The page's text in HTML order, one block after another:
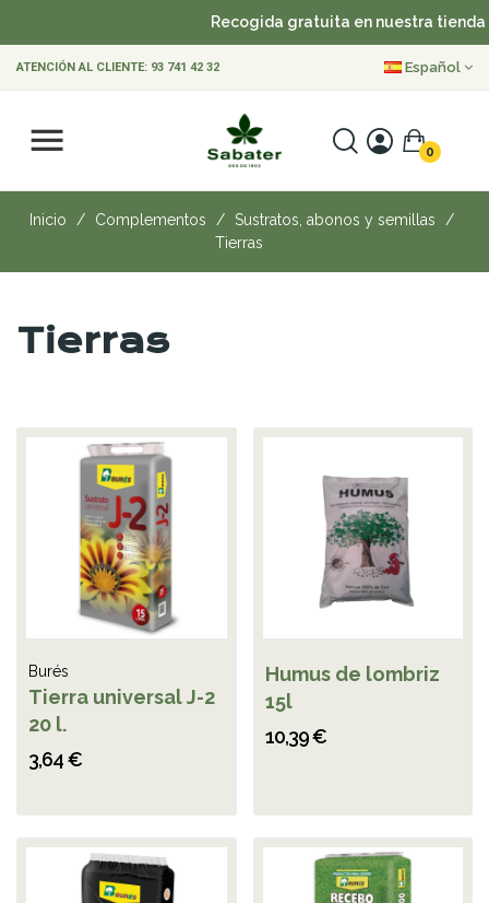
Recogida gratuita en nuestra tienda
ATENCIÓN AL CLIENTE: 93 741 42 32 Español
0
Inicio Complementos
Sustratos, abonos y semillas
Tierras
Tierras
Burés
Tierra universal J-2
20 l.
3,64 €
Humus de lombriz
15l
10,39 €